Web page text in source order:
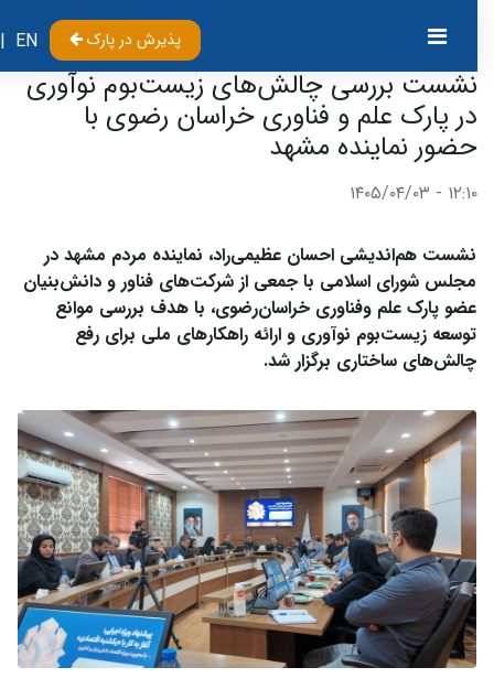
EN
| پذیرش در پارک
نشست بررسی چالش‌های زیست‌بوم نوآوری
در پارک علم و فناوری خراسان رضوی با
حضور نماینده مشهد
۱۲:۱۰ - ۱۴۰۵/۰۴/۰۳
نشست هم‌اندیشی احسان عظیمی‌راد، نماینده مردم مشهد در
مجلس شورای اسلامی با جمعی از شرکت‌های فناور و دانش‌بنیان
عضو پارک علم وفناوری خراسان‌رضوی، با هدف بررسی موانع
توسعه زیست‌بوم نوآوری و ارائه راهکارهای ملی برای رفع
چالش‌های ساختاری برگزار شد.